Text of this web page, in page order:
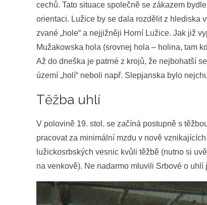
cechů. Tato situace společně se zákazem
orientaci. Lužice by se dala rozdělit z hlediska
zvané „hole“ a nejjižněji Horní Lužice. Jak již
Mužakowska hola (srovnej hola – holina, tam
Až do dneška je patrné z krojů, že nejbohatší
území „holí“ neboli např. Slepjanska bylo
Těžba uhlí
V polovině 19. stol. se začíná postupně s
pracovat za minimální mzdu v nově
lužickosrbských vesnic kvůli těžbě (nutno si
na venkově). Ne nadarmo mluvili Srbové o